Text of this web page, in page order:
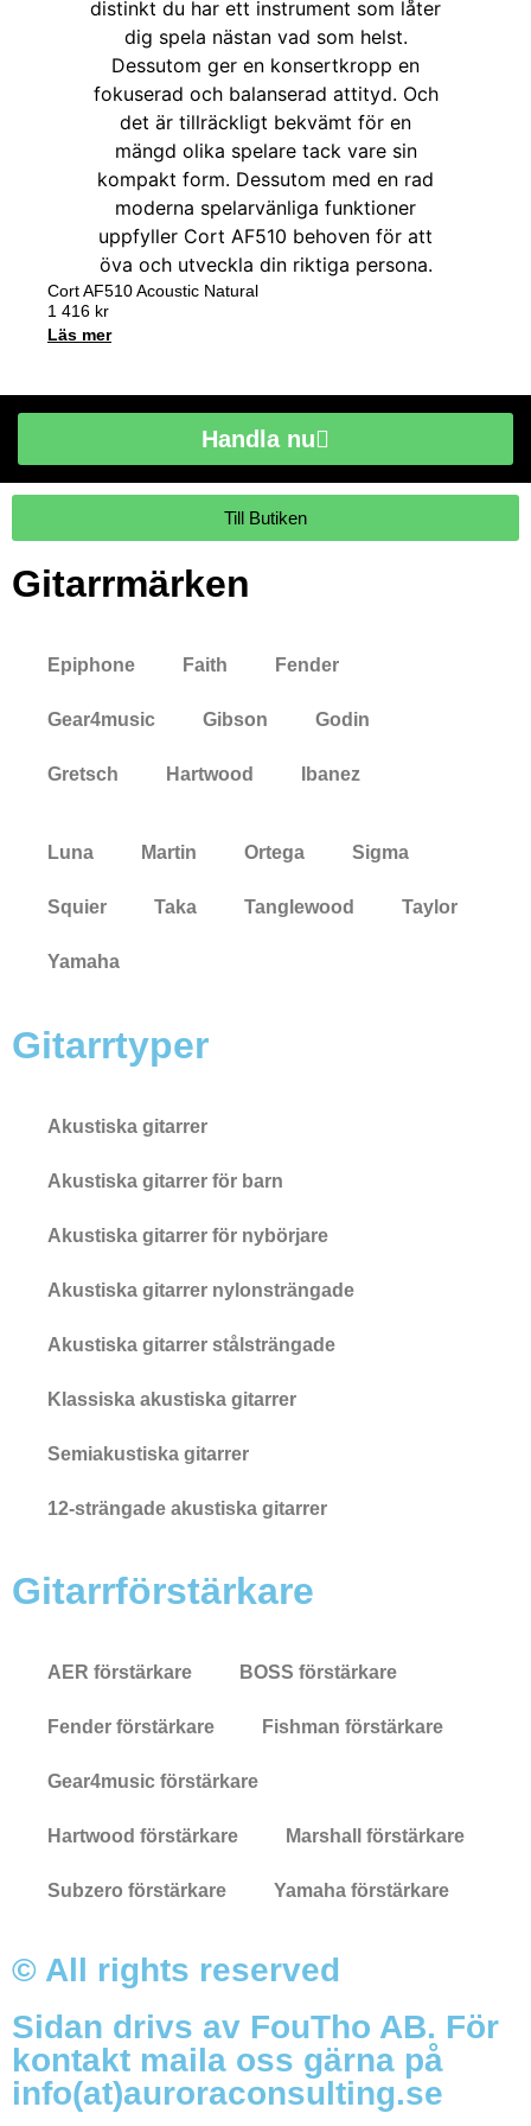
Cort AF510 Acoustic Natural
1 416 kr
Läs mer
Handla nu
Till Butiken
Gitarrmärken
Epiphone Faith Fender
Gear4music Gibson Godin
Gretsch Hartwood Ibanez
Luna Martin Ortega Sigma
Squier Taka Tanglewood Taylor
Yamaha
Gitarrtyper
Akustiska gitarrer
Akustiska gitarrer för barn
Akustiska gitarrer för nybörjare
Akustiska gitarrer nylonsträngade
Akustiska gitarrer stålsträngade
Klassiska akustiska gitarrer
Semiakustiska gitarrer
12-strängade akustiska gitarrer
Gitarrförstärkare
AER förstärkare BOSS förstärkare
Fender förstärkare Fishman förstärkare
Gear4music förstärkare
Hartwood förstärkare Marshall förstärkare
Subzero förstärkare Yamaha förstärkare
© All rights reserved
Sidan drivs av FouTho AB. För
kontakt maila oss gärna på
info(at)auroraconsulting.se